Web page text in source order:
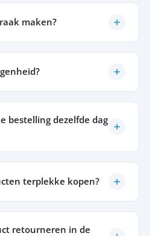
maken?
bestelling dezelfde dag
terplekke kopen?
retourneren in de